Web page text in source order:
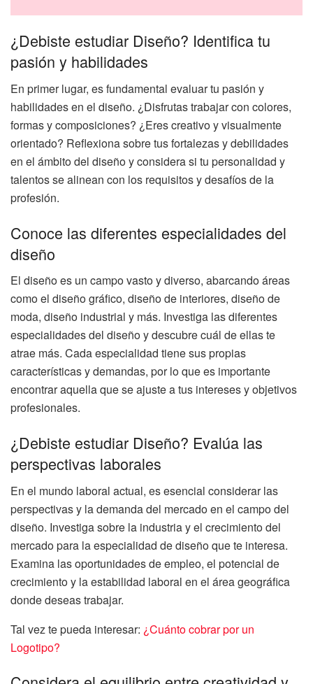
¿Debiste estudiar Diseño? Identifica tu
pasión y habilidades
En primer lugar, es fundamental evaluar tu pasión y
habilidades en el diseño. ¿Disfrutas trabajar con colores,
formas y composiciones? ¿Eres creativo y visualmente
orientado? Reflexiona sobre tus fortalezas y debilidades
en el ámbito del diseño y considera si tu personalidad y
talentos se alinean con los requisitos y desafíos de la
profesión.
Conoce las diferentes especialidades del
diseño
El diseño es un campo vasto y diverso, abarcando áreas
como el diseño gráfico, diseño de interiores, diseño de
moda, diseño industrial y más. Investiga las diferentes
especialidades del diseño y descubre cuál de ellas te
atrae más. Cada especialidad tiene sus propias
características y demandas, por lo que es importante
encontrar aquella que se ajuste a tus intereses y objetivos
profesionales.
¿Debiste estudiar Diseño? Evalúa las
perspectivas laborales
En el mundo laboral actual, es esencial considerar las
perspectivas y la demanda del mercado en el campo del
diseño. Investiga sobre la industria y el crecimiento del
mercado para la especialidad de diseño que te interesa.
Examina las oportunidades de empleo, el potencial de
crecimiento y la estabilidad laboral en el área geográfica
donde deseas trabajar.
Tal vez te pueda interesar: ¿Cuánto cobrar por un
Logotipo?